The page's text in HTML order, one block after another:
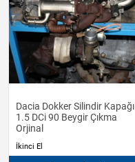
Dacia Dokker Silindir Kapağı
1.5 DCi 90 Beygir Çıkma
Orjinal
İkinci El